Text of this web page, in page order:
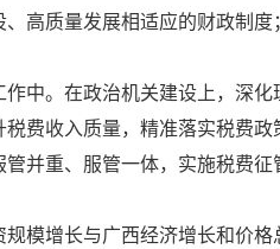
高质量发展相适应的财政制度
中。在政治机关建设上，深化
费收入质量，精准落实税费政
并重、服管一体，实施税费征
模增长与广西经济增长和价格